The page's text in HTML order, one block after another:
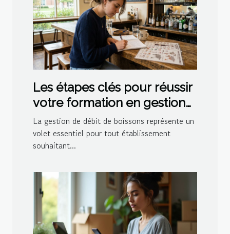
Les étapes clés pour réussir
votre formation en gestion
de débit de boissons
La gestion de débit de boissons représente un
volet essentiel pour tout établissement
souhaitant...